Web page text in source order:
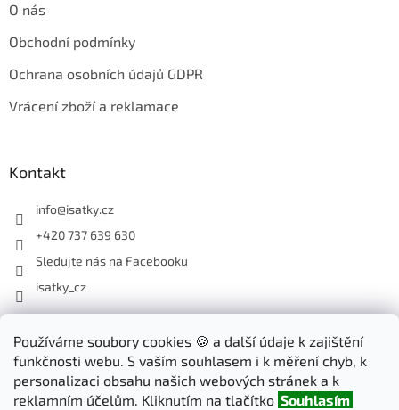
Používáme soubory cookies 🍪 a další údaje k zajištění
funkčnosti webu. S vaším souhlasem i k měření chyb, k
personalizaci obsahu našich webových stránek a k
reklamním účelům. Kliknutím na tlačítko Souhlasím
O nás
Obchodní podmínky
Ochrana osobních údajů GDPR
Vrácení zboží a reklamace
Kontakt
info@isatky.cz
+420 737 639 630
Sledujte nás na Facebooku
isatky_cz
Odebírat newsletter
Vložte svůj e-mail a my vám budeme zasílat informace o nových
produktech na našem e-shopu.